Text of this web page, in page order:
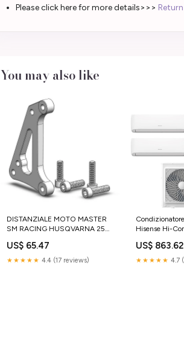
Please click here for more details>>>
You may also like
DISTANZIALE MOTO MASTER
SM RACING HUSQVARNA 250
FRENO
US$ 65.47
★★★★★ 4.4 (17 reviews)
Hisense Hi-
Fi Integrato
US$ 863.62
★★★★★ 4.7